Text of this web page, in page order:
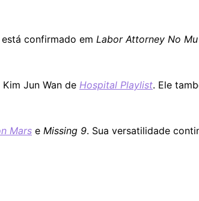
confirmado em Labor Attorney No
Jun Wan de Hospital Playlist. Ele
Mars e Missing 9. Sua versatilidade